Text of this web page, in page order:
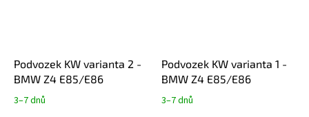
Podvozek KW varianta 2 -
BMW Z4 E85/E86
3–7 dnů
Podvozek KW varianta 1 -
BMW Z4 E85/E86
3–7 dnů